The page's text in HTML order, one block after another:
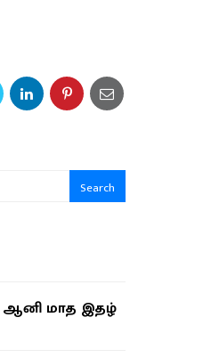
Search
ஆனி மாத இதழ்